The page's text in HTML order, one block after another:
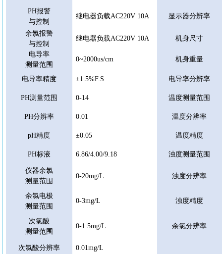
PH报警
与控制
继电器负载AC220V 10A 显示器分辨率
余氯报警
与控制
继电器负载AC220V 10A 机身尺寸
电导率
测量范围
0~2000us/cm 机身重量
电导率精度 ±1.5%F.S 电导率分辨率
PH测量范围 0-14 温度测量范围
PH分辨率 0.01 温度分辨率
pH精度 ±0.05 温度精度
PH标液 6.86/4.00/9.18 浊度测量范围
仪器余氯
测量范围
0-20mg/L 浊度分辨率
余氯电极
测量范围
0-3mg/L 浊度精度
次氯酸
测量范围
0-1.5mg/L 余氯分辨率
次氯酸分辨率 0.01mg/L